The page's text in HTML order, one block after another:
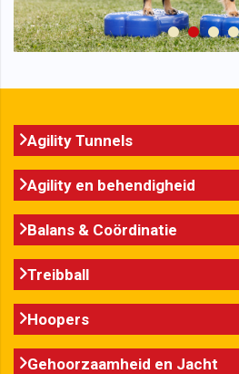
Agility Tunnels
Agility en behendigheid
Balans & Coördinatie
Treibball
Hoopers
Gehoorzaamheid en Jacht